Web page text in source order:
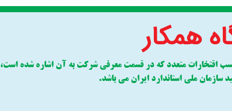
همکار
اقتخارات متعدد که در قسمت معرفی شرکت به آن اشاره شده است،
سازمان ملی استاندارد ایران می باشد.